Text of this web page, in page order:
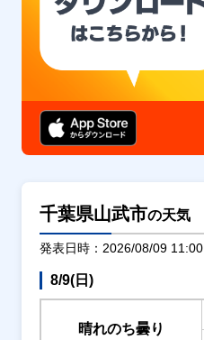
千葉県山武市の天気
発表日時：2026/08/09 11:00
8/9(日)
晴れのち曇り